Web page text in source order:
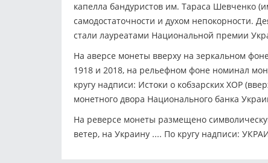
капелла бандуристов им. Тараса Шевченко
самодостаточности и духом непокорности.
стали лауреатами Национальной премии
На аверсе монеты вверху на зеркальном
1918 и 2018, на рельефном фоне номинал
кругу надписи: Истоки o кобзарских ХОР
монетного двора Национального банка
На реверсе монеты размещено
ветер, на Украину .... По кругу надписи: